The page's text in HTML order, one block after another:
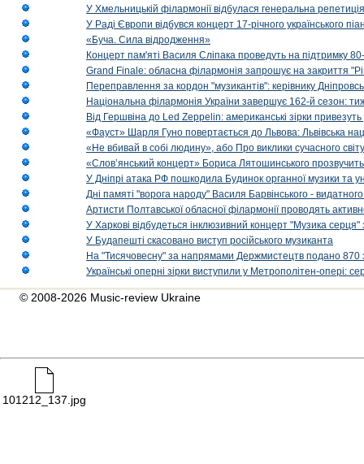
У Хмельницькій філармонії відбулася генеральна
У Раді Європи відбувся концерт 17-річного українського
«Буча. Сила відродження»
Концерт пам'яті Василя Сліпака проведуть на підтримку
Grand Finale: обласна філармонія запрошує на закриття
Переправлення за кордон "музикантів": керівнику
Національна філармонія України завершує 162-й сезон:
Від Гершвіна до Led Zeppelin: американські зірки
«Фауст» Шарля Гуно повертається до Львова: Львівська
«Не вбивай в собі людину», або Про виклики сучасного світу
«Слов’янський концерт» Бориса Лятошинського
У Дніпрі атака РФ пошкодила Будинок органної музики та
Дні памяті "ворога народу" Василя Барвінського -
Артисти Полтавської обласної філармонії проводять
У Харкові відбудеться інклюзивний концерт "Музика
У Будапешті скасовано виступ російського музиканта
На "Тисячовесну" за напрямами Держмистецтв подано 870
Українські оперні зірки виступили у Метрополітен-опері:
© 2008-2026 Music-review Ukraine
101212_137.jpg